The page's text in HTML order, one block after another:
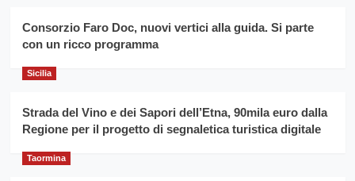
Franco
Caruso
Consorzio Faro Doc, nuovi vertici alla guida. Si parte
con un ricco programma
Sicilia
Strada del Vino e dei Sapori dell’Etna, 90mila euro dalla
Regione per il progetto di segnaletica turistica digitale
Taormina